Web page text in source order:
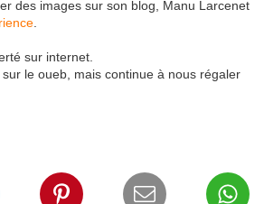
des images sur son blog, Manu Larcenet
sur internet.
le oueb, mais continue à nous régaler